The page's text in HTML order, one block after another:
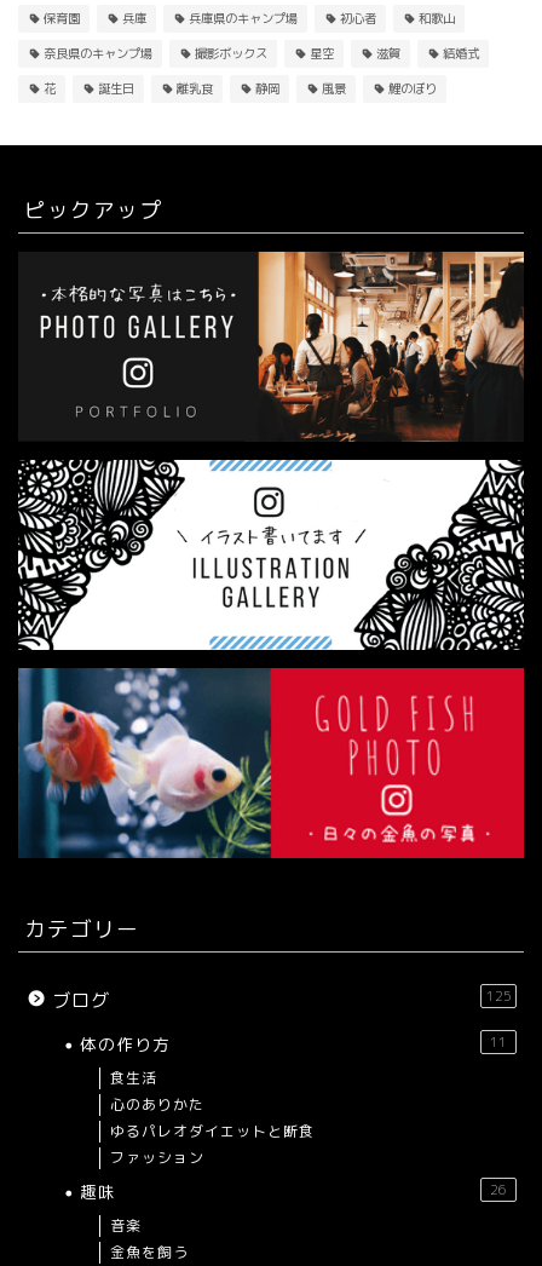
保育園 兵庫 兵庫県のキャンプ場 初心者 和歌山
奈良県のキャンプ場 撮影ボックス 星空 滋賀 結婚式
花 誕生日 離乳食 静岡 風景 鯉のぼり
ピックアップ
カテゴリー
ブログ 125
体の作り方 11
食生活
心のありかた
ゆるパレオダイエットと断食
ファッション
趣味 26
音楽
金魚を飼う